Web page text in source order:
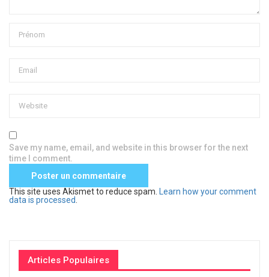
Save my name, email, and website in this browser for the next
time I comment.
This site uses Akismet to reduce spam.
Learn how your comment
data is processed
Articles Populaires